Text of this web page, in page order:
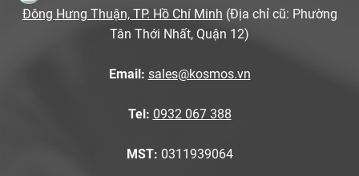
Đông Hưng Thuận, TP. Hồ Chí Minh (Địa chỉ cũ: Phường
Tân Thới Nhất, Quận 12)
Email: sales@kosmos.vn
Tel: 0932 067 388
MST: 0311939064